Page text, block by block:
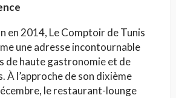
en 2014, Le Comptoir de Tunis
une adresse incontournable
de haute gastronomie et de
À l’approche de son dixième
le restaurant-lounge